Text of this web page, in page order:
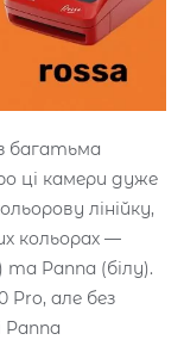
багатьма
ці камери дуже
лінійку,
кольорах —
та Panna (білу).
Pro, але без